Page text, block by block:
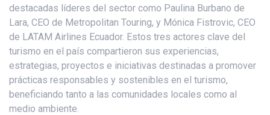
destacadas líderes del sector como Paulina Burbano de
Lara, CEO de Metropolitan Touring, y Mónica Fistrovic, CEO
de LATAM Airlines Ecuador. Estos tres actores clave del
turismo en el país compartieron sus experiencias,
estrategias, proyectos e iniciativas destinadas a promover
prácticas responsables y sostenibles en el turismo,
beneficiando tanto a las comunidades locales como al
medio ambiente.